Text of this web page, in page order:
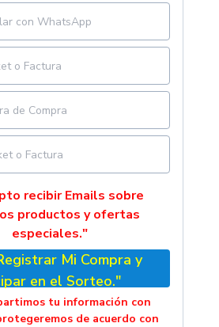
recibir Emails sobre
productos y ofertas
especiales."
Mi Compra y
en el Sorteo."
tu información con
de acuerdo con